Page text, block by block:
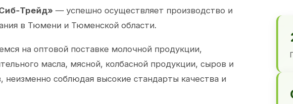
Трейд» — успешно осуществляет производство и
в Тюмени и Тюменской области.
на оптовой поставке молочной продукции,
масла, мясной, колбасной продукции, сыров и
неизменно соблюдая высокие стандарты качества и